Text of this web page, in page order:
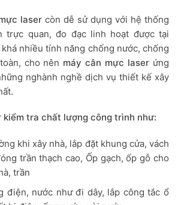
laser còn dễ sử dụng với hệ thống
trực quan, đo đạc linh hoạt được tại
nhiều tính năng chống nước, chống
cho nên máy cân mực laser ứng
nghành nghề dịch vụ thiết kế xây
kiểm tra chất lượng công trình như:
khi xây nhà, lắp đặt khung cửa, vách
trần thạch cao, Ốp gạch, ốp gỗ cho
trần
điện, nước như đi dây, lắp công tắc ổ